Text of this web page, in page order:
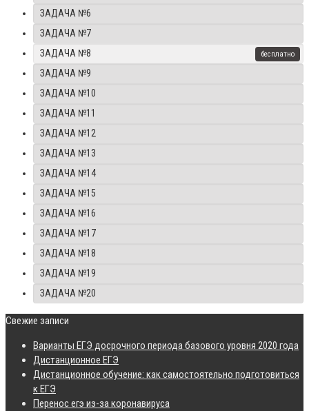
ЗАДАЧА №6
ЗАДАЧА №7
ЗАДАЧА №8
ЗАДАЧА №9
ЗАДАЧА №10
ЗАДАЧА №11
ЗАДАЧА №12
ЗАДАЧА №13
ЗАДАЧА №14
ЗАДАЧА №15
ЗАДАЧА №16
ЗАДАЧА №17
ЗАДАЧА №18
ЗАДАЧА №19
ЗАДАЧА №20
Свежие записи
Варианты ЕГЭ досрочного периода базового уровня 2020 года
Дистанционное ЕГЭ
Дистанционное обучение: как самостоятельно подготовиться
к ЕГЭ
Перенос егэ из-за коронавируса